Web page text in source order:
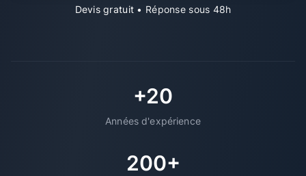
Devis gratuit • Réponse sous 48h
+20
Années d'expérience
200+